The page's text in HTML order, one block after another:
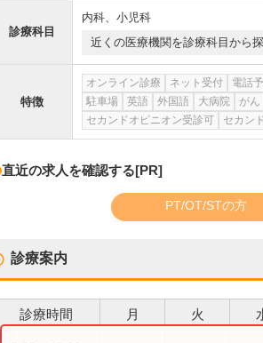
診療科目
内科、 小児科
近くの医療機関を診療科目から
特徴
オンライン診療 ネット受付 電話
駐車場
英語 外国語 大病院 がん
セカンドオピニオン受診可
セカン
直近の求人を確認する[PR]
PT/OT/STの方
診療案内
診療時間 月 火